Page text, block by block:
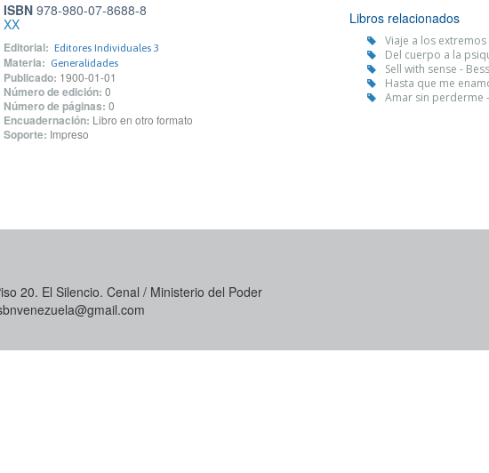
ISBN978-980-07-8688-8
XX
Editorial: Editores Individuales 3
Materia: Generalidades
Publicado: 1900-01-01
Número de edición: 0
Número de páginas: 0
Encuadernación: Libro en otro formato
Soporte: Impreso
Libros relacionados
Viaje a los extremos
Del cuerpo a la
Sell with sense -
Hasta que me
Amar sin perderme
20. El Silencio. Cenal / Ministerio del Poder